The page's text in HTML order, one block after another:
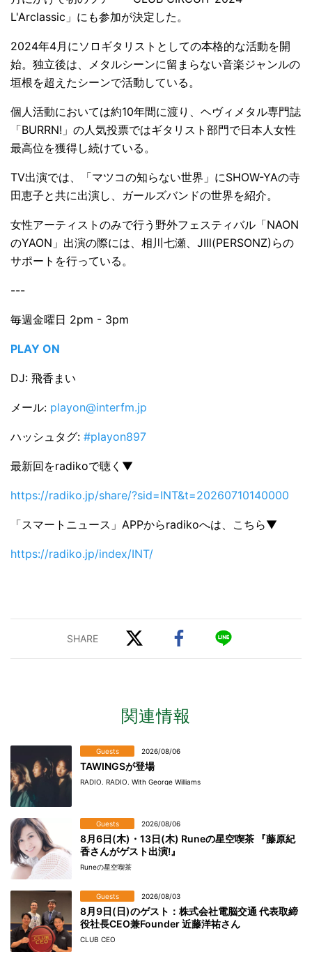
L'Arclassic」にも参加が決定した。
2024年4月にソロギタリストとしての本格的な活動を開
始。独立後は、メタルシーンに留まらない音楽ジャンルの
垣根を超えたシーンで活動している。
個人活動においては約10年間に渡り、ヘヴィメタル専門誌
「BURRN!」の人気投票ではギタリスト部門で日本人女性
最高位を獲得し続けている。
TV出演では、「マツコの知らない世界」にSHOW-YAの寺
田恵子と共に出演し、ガールズバンドの世界を紹介。
女性アーティストのみで行う野外フェスティバル「NAON
のYAON」出演の際には、相川七瀬、JIll(PERSONZ)らの
サポートを行っている。
---
毎週金曜日 2pm - 3pm
PLAY ON
DJ: 飛香まい
メール: playon@interfm.jp
ハッシュタグ: #playon897
最新回をradikoで聴く▼
https://radiko.jp/share/?sid=INT&t=20260710140000
「スマートニュース」APPからradikoへは、こちら▼
https://radiko.jp/index/INT/
関連情報
Guests 2026/08/06
TAWINGSが登場
RADIO. RADIO. With George Williams
Guests 2026/08/06
8月6日(木)・13日(木) Runeの星空喫茶 『藤原紀
香さんがゲスト出演!』
Runeの星空喫茶
Guests 2026/08/03
8月9日(日)のゲスト：株式会社電脳交通 代表取締
役社長CEO兼Founder 近藤洋祐さん
CLUB CEO